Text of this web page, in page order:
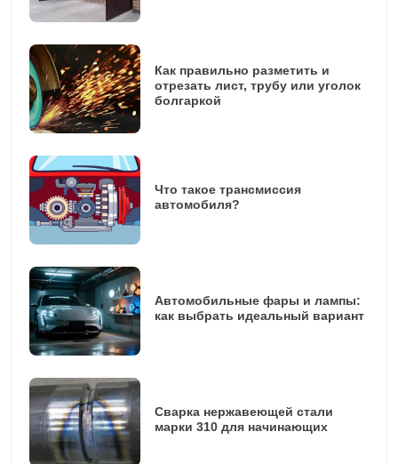
Как правильно разметить и
отрезать лист, трубу или уголок
болгаркой
Что такое трансмиссия
автомобиля?
Автомобильные фары и лампы:
как выбрать идеальный вариант
Сварка нержавеющей стали
марки 310 для начинающих